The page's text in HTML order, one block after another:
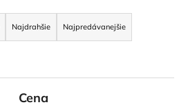
Najdrahšie Najpredávanejšie
Cena